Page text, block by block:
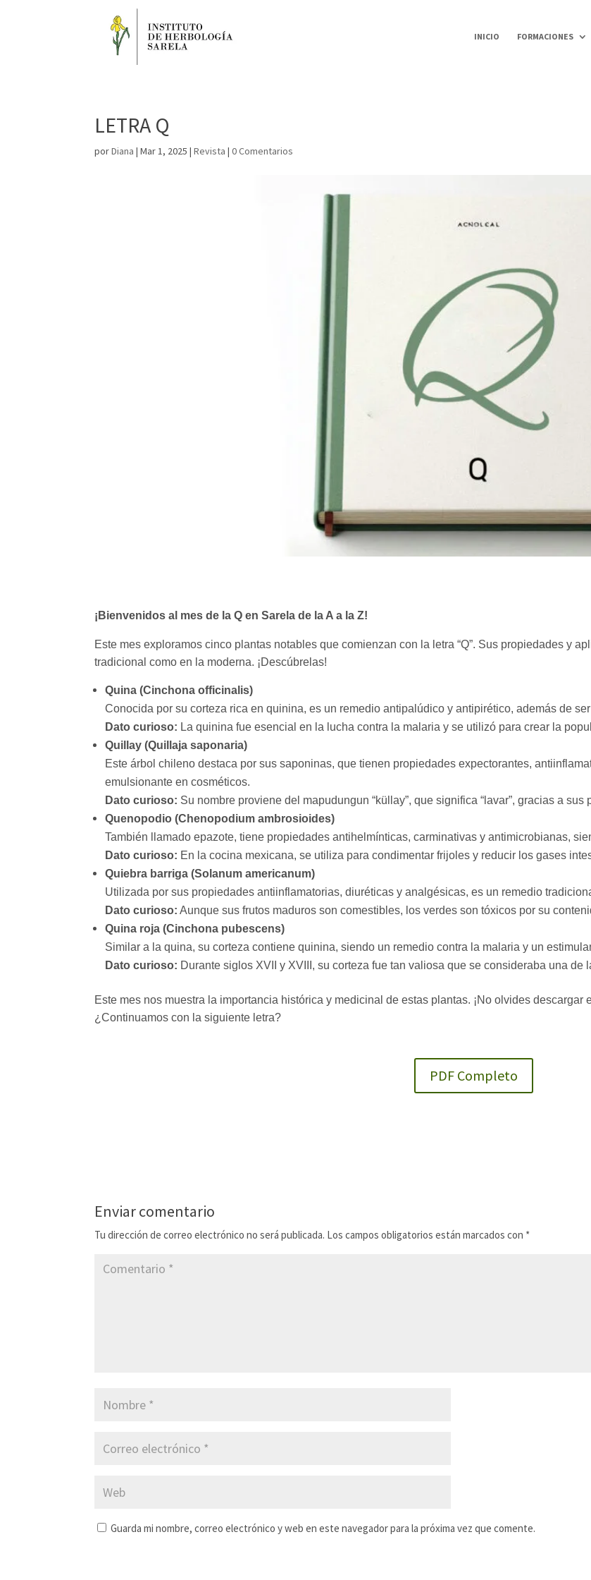
INICIO FORMACIONES
LETRA Q
porDiana |Mar 1, 2025 |Revista |0 Comentarios
¡Bienvenidos al mes de la Q en Sarela de la A a la Z!
Este mes exploramos cinco plantas notables que comienzan con la letra “Q”. Sus propiedades y
tradicional como en la moderna. ¡Descúbrelas!
Quina (Cinchona officinalis)
Conocida por su corteza rica en quinina, es un remedio antipalúdico y antipirético, además de
Dato curioso: La quinina fue esencial en la lucha contra la malaria y se utilizó para crear la
Quillay (Quillaja saponaria)
Este árbol chileno destaca por sus saponinas, que tienen propiedades expectorantes,
emulsionante en cosméticos.
Dato curioso: Su nombre proviene del mapudungun “küllay”, que significa “lavar”, gracias a
Quenopodio (Chenopodium ambrosioides)
También llamado epazote, tiene propiedades antihelmínticas, carminativas y antimicrobianas,
Dato curioso: En la cocina mexicana, se utiliza para condimentar frijoles y reducir los gases
Quiebra barriga (Solanum americanum)
Utilizada por sus propiedades antiinflamatorias, diuréticas y analgésicas, es un remedio
Dato curioso: Aunque sus frutos maduros son comestibles, los verdes son tóxicos por su
Quina roja (Cinchona pubescens)
Similar a la quina, su corteza contiene quinina, siendo un remedio contra la malaria y un
Dato curioso: Durante siglos XVII y XVIII, su corteza fue tan valiosa que se consideraba una de
Este mes nos muestra la importancia histórica y medicinal de estas plantas. ¡No olvides
¿Continuamos con la siguiente letra?
PDF Completo
Enviar comentario
Tu dirección de correo electrónico no será publicada. Los campos obligatorios están marcados con *
Guarda mi nombre, correo electrónico y web en este navegador para la próxima vez que comente.